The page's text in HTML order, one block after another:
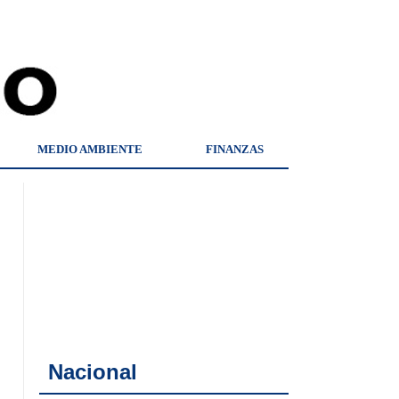
MEDIO AMBIENTE FINANZAS
Nacional